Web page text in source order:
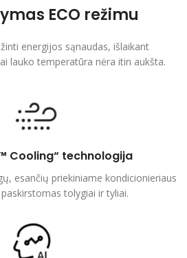
ECO režimu
energijos sąnaudas, išlaikant
lauko temperatūra nėra itin aukšta.
Cooling“ technologija
esančių priekiniame kondicionieriaus
tolygiai ir tyliai.